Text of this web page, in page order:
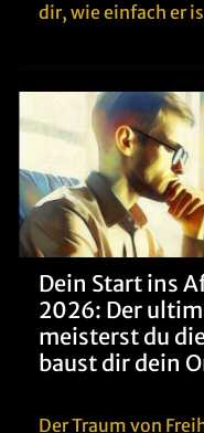
dir, wie einfach er
Dein Start ins
2026: Der
meisterst du
baust dir dein
Der Traum von